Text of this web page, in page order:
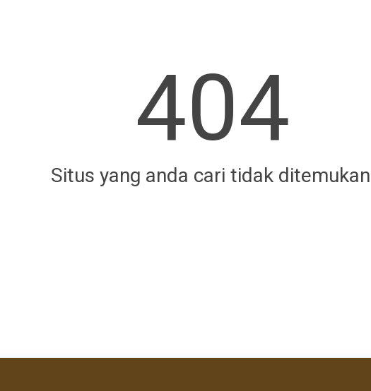
404
Situs yang anda cari tidak